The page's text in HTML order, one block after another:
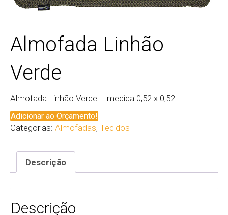
Almofada Linhão
Verde
Almofada Linhão Verde – medida 0,52 x 0,52
Adicionar ao Orçamento!
Categorias: Almofadas, Tecidos
Descrição
Descrição